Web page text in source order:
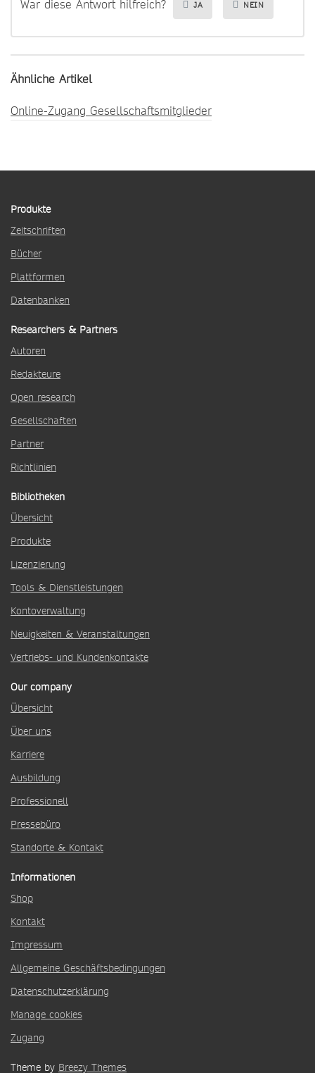
War diese Antwort hilfreich? JA NEIN
Ähnliche Artikel
Online-Zugang Gesellschaftsmitglieder
Produkte
Zeitschriften
Bücher
Plattformen
Datenbanken
Researchers & Partners
Autoren
Redakteure
Open research
Gesellschaften
Partner
Richtlinien
Bibliotheken
Übersicht
Produkte
Lizenzierung
Tools & Dienstleistungen
Kontoverwaltung
Neuigkeiten & Veranstaltungen
Vertriebs- und Kundenkontakte
Our company
Übersicht
Über uns
Karriere
Ausbildung
Professionell
Pressebüro
Standorte & Kontakt
Informationen
Shop
Kontakt
Impressum
Allgemeine Geschäftsbedingungen
Datenschutzerklärung
Manage cookies
Zugang
Theme by Breezy Themes